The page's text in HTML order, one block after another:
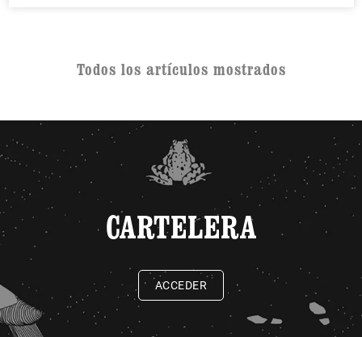
Todos los artículos mostrados
CARTELERA
ACCEDER